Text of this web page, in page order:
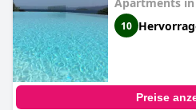
10
Preise